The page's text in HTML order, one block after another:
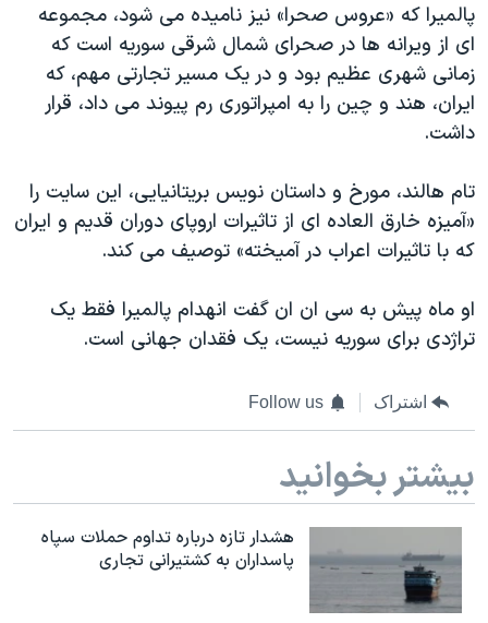
پالمیرا که «عروس صحرا» نیز نامیده می شود، مجموعه
ای از ویرانه ها در صحرای شمال شرقی سوریه است که
زمانی شهری عظیم بود و در یک مسیر تجارتی مهم، که
ایران، هند و چین را به امپراتوری رم پیوند می داد، قرار
داشت.
تام هالند، مورخ و داستان نویس بریتانیایی، این سایت را
«آمیزه خارق العاده ای از تاثیرات اروپای دوران قدیم و ایران
که با تاثیرات اعراب در آمیخته» توصیف می کند.
او ماه پیش به سی ان ان گفت انهدام پالمیرا فقط یک
تراژدی برای سوریه نیست، یک فقدان جهانی است.
اشتراک Follow us
بیشتر بخوانید
هشدار تازه درباره تداوم حملات سپاه
پاسداران به کشتیرانی تجاری